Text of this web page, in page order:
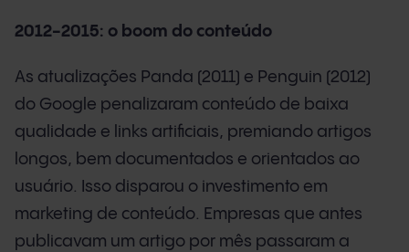
2012-2015: o boom do conteúdo
As atualizações Panda (2011) e Penguin (2012)
do Google penalizaram conteúdo de baixa
qualidade e links artificiais, premiando artigos
longos, bem documentados e orientados ao
usuário. Isso disparou o investimento em
marketing de conteúdo. Empresas que antes
publicavam um artigo por mês passaram a